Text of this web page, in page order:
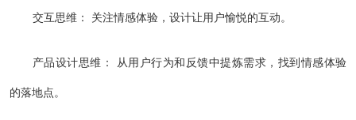
交互思维： 关注情感体验，设计让用户愉悦的互动。
产品设计思维： 从用户行为和反馈中提炼需求，找到情感体验
的落地点。